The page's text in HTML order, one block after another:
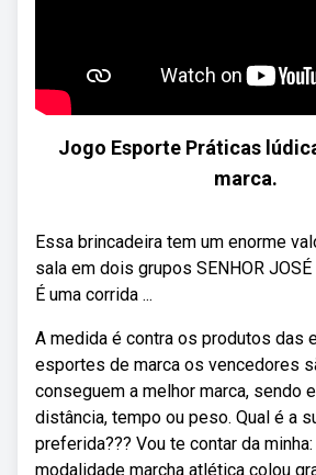
Jogo Esporte Práticas
marca.
Essa brincadeira tem um enorme
sala em dois grupos SENHOR JOSÉ
É uma corrida ...
A medida é contra os produtos das
esportes de marca os vencedores
conseguem a melhor marca, sendo
distância, tempo ou peso. Qual é a
preferida??? Vou te contar da
modalidade marcha atlética colou